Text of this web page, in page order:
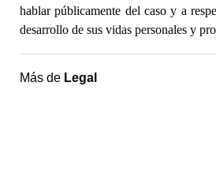
hablar públicamente del caso y a
desarrollo de sus vidas personales y
Más de Legal